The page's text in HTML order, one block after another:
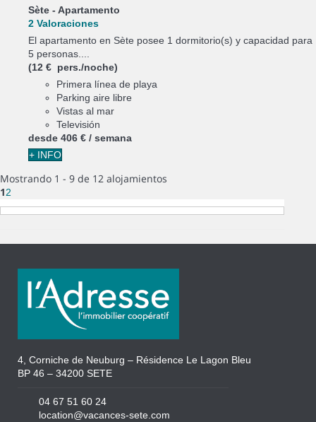
Sète - Apartamento
2 Valoraciones
El apartamento en Sète posee 1 dormitorio(s) y capacidad para
5 personas....
(12 € pers./noche)
Primera línea de playa
Parking aire libre
Vistas al mar
Televisión
desde 406 € / semana
+ INFO
Mostrando 1 - 9 de 12 alojamientos
12
4, Corniche de Neuburg – Résidence Le Lagon Bleu
BP 46 – 34200 SETE
04 67 51 60 24
location@vacances-sete.com